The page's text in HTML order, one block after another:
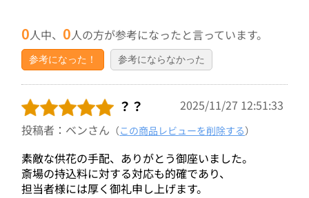
0人中、0人の方が参考になったと言っています。
参考になった！ 参考にならなかった
？？
2025/11/27 12:51:33
投稿者：ベンさん （この商品レビューを削除する）
素敵な供花の手配、ありがとう御座いました。
斎場の持込料に対する対応も的確であり、
担当者様には厚く御礼申し上げます。